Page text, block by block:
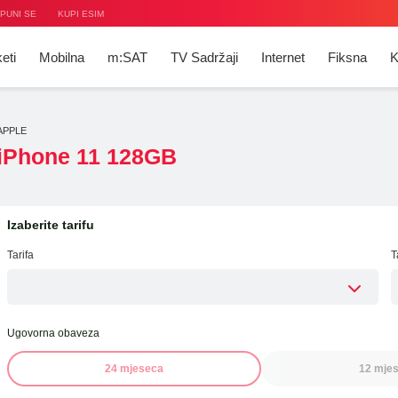
SE KUPI ESIM
Mobilna m:SAT TV Sadržaji Internet Fiksna
11 128GB
Izaberite tarifu
Tarifa
Ugovorna obaveza
24 mjeseca 12